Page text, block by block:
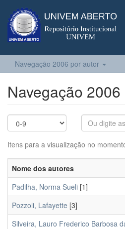
Navegação 2006 por autor
Navegação
Itens para a visualização no
Nome dos autores
Padilha, Norma Sueli [1]
Pozzoli, Lafayette [3]
Silveira, Lauro Frederico Barbosa